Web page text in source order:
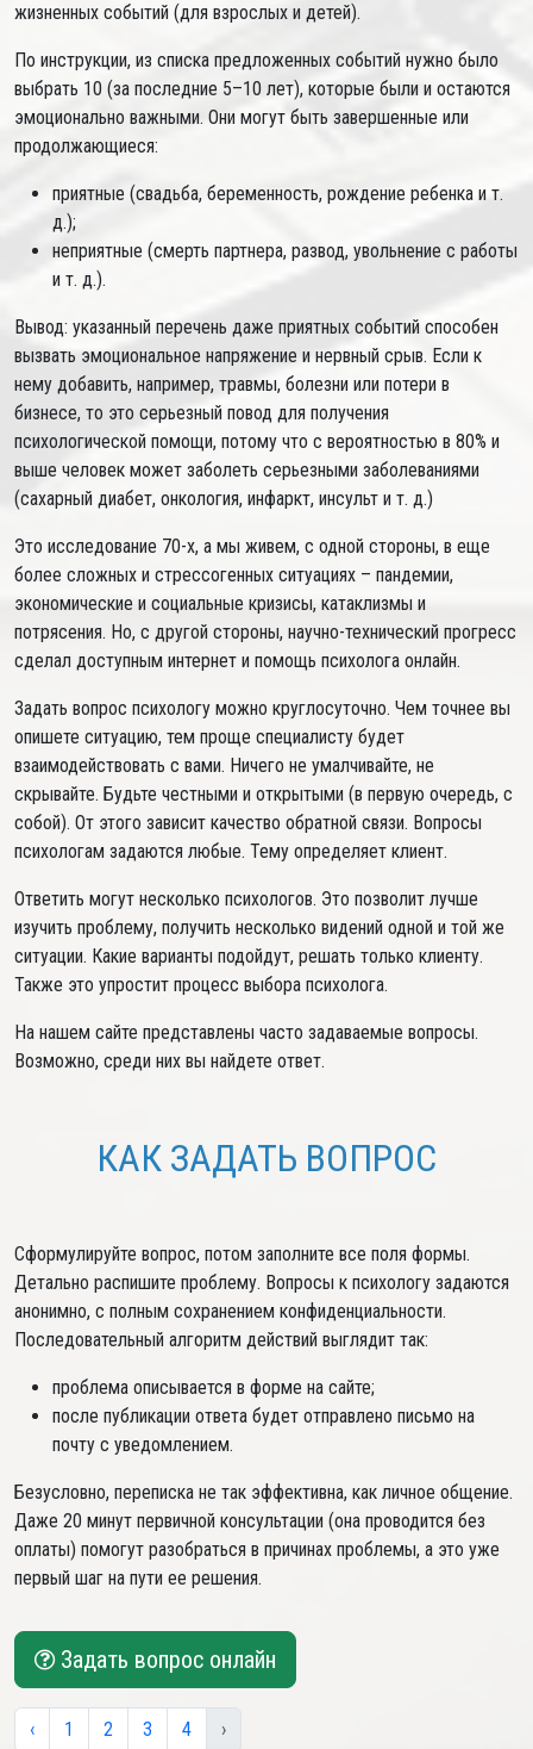
жизненных событий (для взрослых и детей).
По инструкции, из списка предложенных событий нужно было
выбрать 10 (за последние 5–10 лет), которые были и остаются
эмоционально важными. Они могут быть завершенные или
продолжающиеся:
приятные (свадьба, беременность, рождение ребенка и т.
д.);
неприятные (смерть партнера, развод, увольнение с работы
и т. д.).
Вывод: указанный перечень даже приятных событий способен
вызвать эмоциональное напряжение и нервный срыв. Если к
нему добавить, например, травмы, болезни или потери в
бизнесе, то это серьезный повод для получения
психологической помощи, потому что с вероятностью в 80% и
выше человек может заболеть серьезными заболеваниями
(сахарный диабет, онкология, инфаркт, инсульт и т. д.)
Это исследование 70-х, а мы живем, с одной стороны, в еще
более сложных и стрессогенных ситуациях – пандемии,
экономические и социальные кризисы, катаклизмы и
потрясения. Но, с другой стороны, научно-технический прогресс
сделал доступным интернет и помощь психолога онлайн.
Задать вопрос психологу можно круглосуточно. Чем точнее вы
опишете ситуацию, тем проще специалисту будет
взаимодействовать с вами. Ничего не умалчивайте, не
скрывайте. Будьте честными и открытыми (в первую очередь, с
собой). От этого зависит качество обратной связи. Вопросы
психологам задаются любые. Тему определяет клиент.
Ответить могут несколько психологов. Это позволит лучше
изучить проблему, получить несколько видений одной и той же
ситуации. Какие варианты подойдут, решать только клиенту.
Также это упростит процесс выбора психолога.
На нашем сайте представлены часто задаваемые вопросы.
Возможно, среди них вы найдете ответ.
КАК ЗАДАТЬ ВОПРОС
Сформулируйте вопрос, потом заполните все поля формы.
Детально распишите проблему. Вопросы к психологу задаются
анонимно, с полным сохранением конфиденциальности.
Последовательный алгоритм действий выглядит так:
проблема описывается в форме на сайте;
после публикации ответа будет отправлено письмо на
почту с уведомлением.
Безусловно, переписка не так эффективна, как личное общение.
Даже 20 минут первичной консультации (она проводится без
оплаты) помогут разобраться в причинах проблемы, а это уже
первый шаг на пути ее решения.
Задать вопрос онлайн
‹ 1 2 3 4 ›